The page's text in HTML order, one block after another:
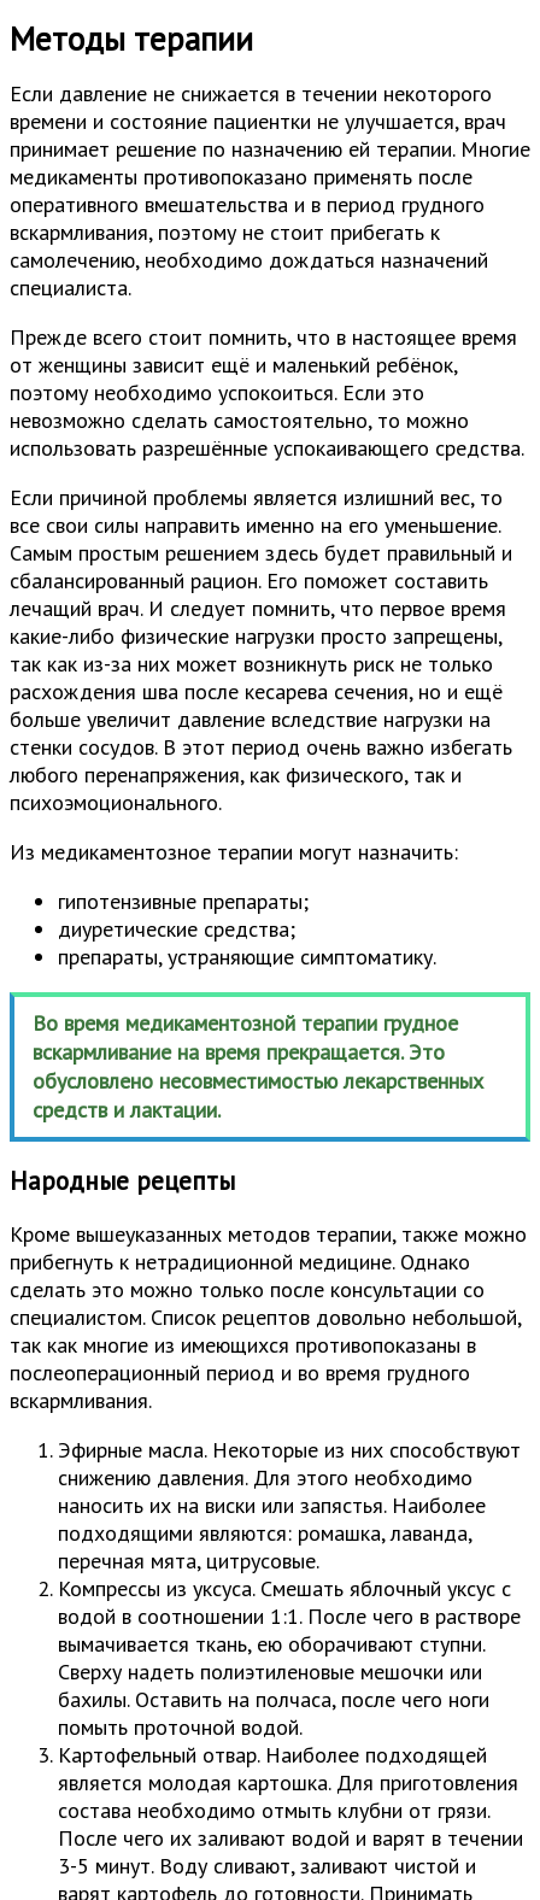
Методы терапии
Если давление не снижается в течении некоторого
времени и состояние пациентки не улучшается, врач
принимает решение по назначению ей терапии. Многие
медикаменты противопоказано применять после
оперативного вмешательства и в период грудного
вскармливания, поэтому не стоит прибегать к
самолечению, необходимо дождаться назначений
специалиста.
Прежде всего стоит помнить, что в настоящее время
от женщины зависит ещё и маленький ребёнок,
поэтому необходимо успокоиться. Если это
невозможно сделать самостоятельно, то можно
использовать разрешённые успокаивающего средства.
Если причиной проблемы является излишний вес, то
все свои силы направить именно на его уменьшение.
Самым простым решением здесь будет правильный и
сбалансированный рацион. Его поможет составить
лечащий врач. И следует помнить, что первое время
какие-либо физические нагрузки просто запрещены,
так как из-за них может возникнуть риск не только
расхождения шва после кесарева сечения, но и ещё
больше увеличит давление вследствие нагрузки на
стенки сосудов. В этот период очень важно избегать
любого перенапряжения, как физического, так и
психоэмоционального.
Из медикаментозное терапии могут назначить:
гипотензивные препараты;
диуретические средства;
препараты, устраняющие симптоматику.
Во время медикаментозной терапии грудное
вскармливание на время прекращается. Это
обусловлено несовместимостью лекарственных
средств и лактации.
Народные рецепты
Кроме вышеуказанных методов терапии, также можно
прибегнуть к нетрадиционной медицине. Однако
сделать это можно только после консультации со
специалистом. Список рецептов довольно небольшой,
так как многие из имеющихся противопоказаны в
послеоперационный период и во время грудного
вскармливания.
Эфирные масла. Некоторые из них способствуют
снижению давления. Для этого необходимо
наносить их на виски или запястья. Наиболее
подходящими являются: ромашка, лаванда,
перечная мята, цитрусовые.
Компрессы из уксуса. Смешать яблочный уксус с
водой в соотношении 1:1. После чего в растворе
вымачивается ткань, ею оборачивают ступни.
Сверху надеть полиэтиленовые мешочки или
бахилы. Оставить на полчаса, после чего ноги
помыть проточной водой.
Картофельный отвар. Наиболее подходящей
является молодая картошка. Для приготовления
состава необходимо отмыть клубни от грязи.
После чего их заливают водой и варят в течении
3-5 минут. Воду сливают, заливают чистой и
варят картофель до готовности. Принимать